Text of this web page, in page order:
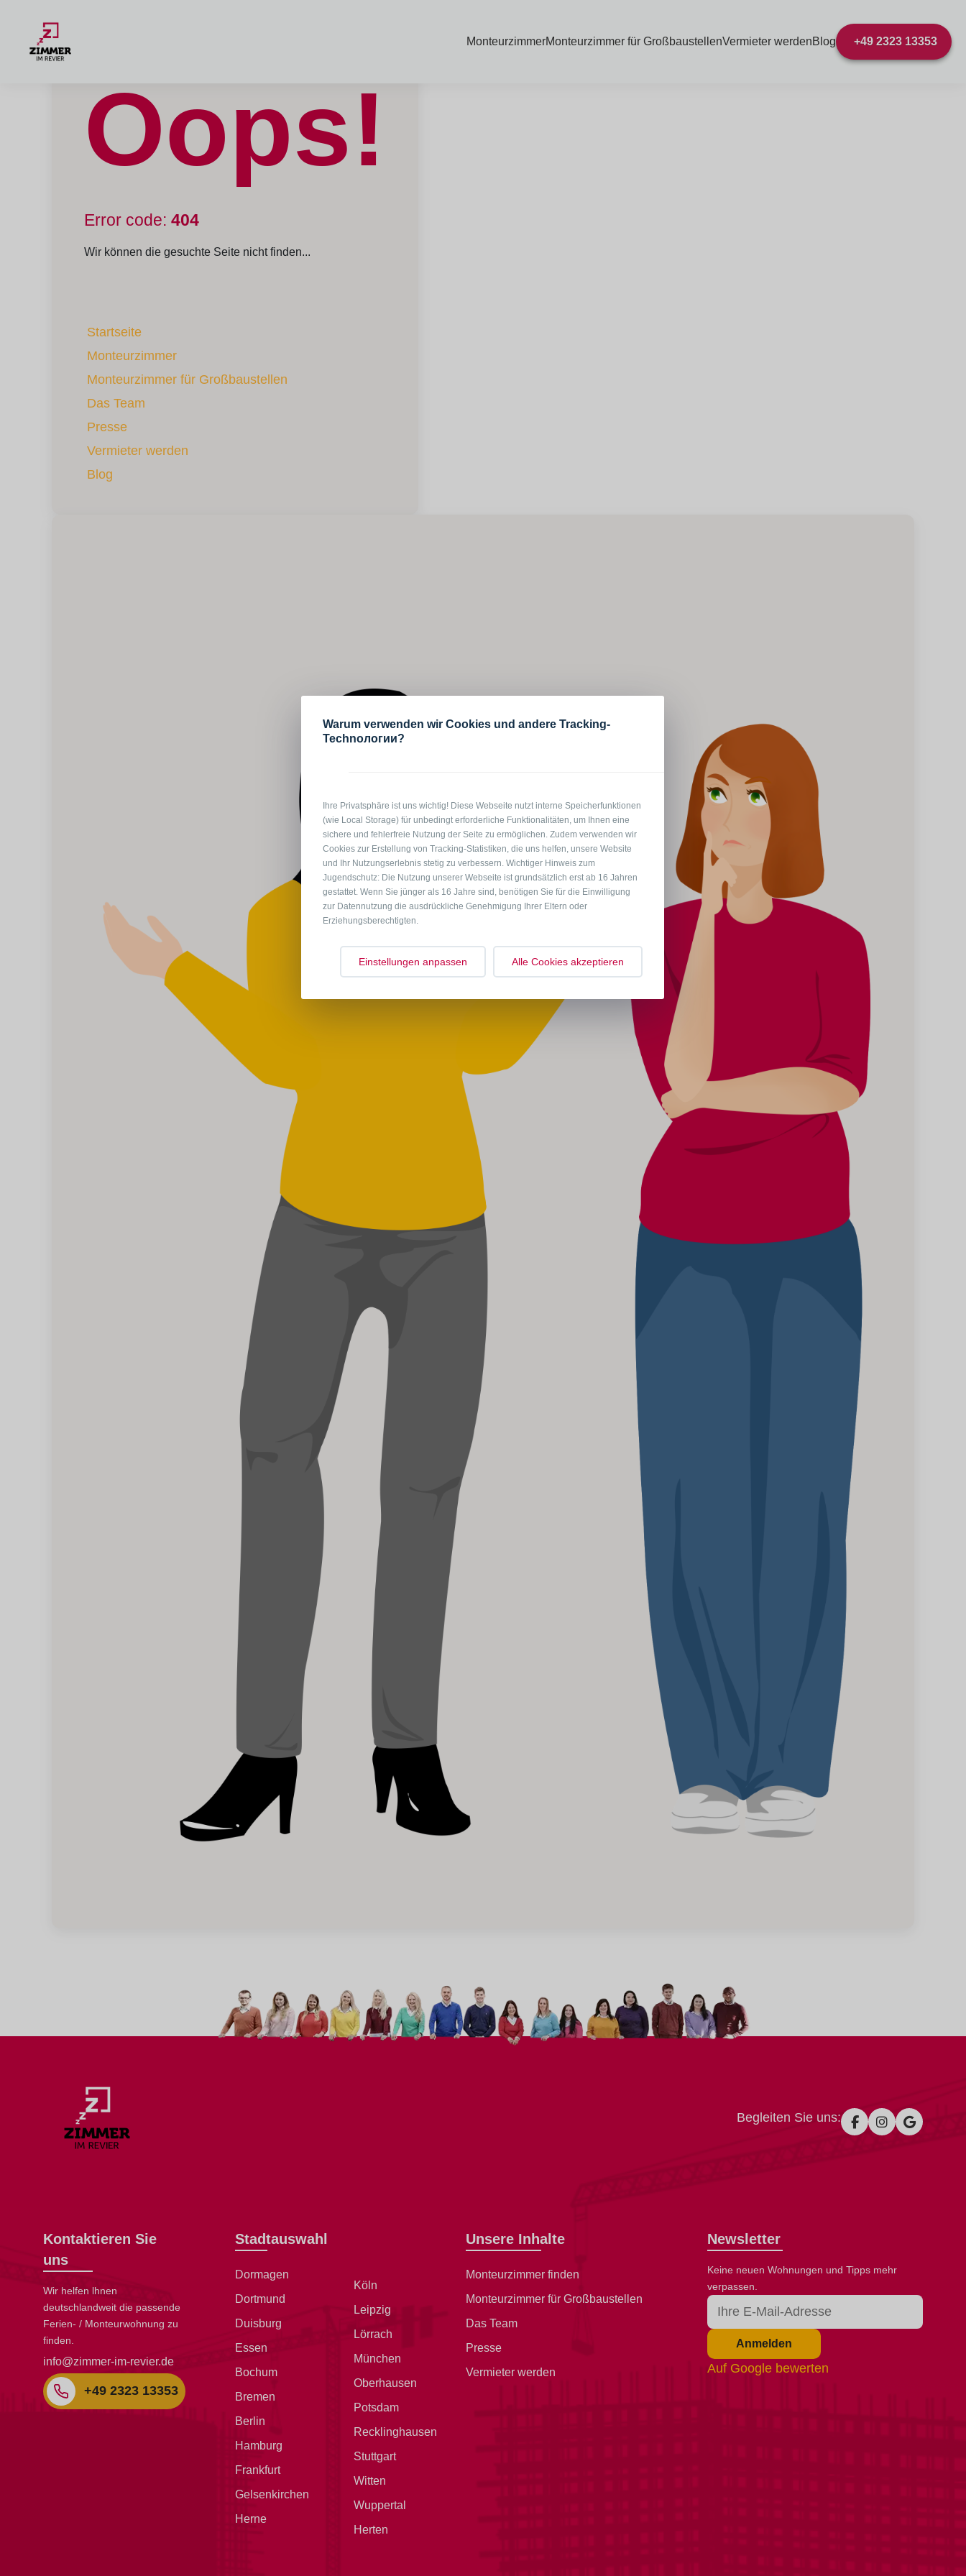
MonteurzimmerMonteurzimmer für GroßbaustellenVermieter werdenBlog +49 2323 13353
Oops!
Error code: 404
Wir können die gesuchte Seite nicht finden...
Startseite
Monteurzimmer
Monteurzimmer für Großbaustellen
Das Team
Presse
Vermieter werden
Blog
Begleiten Sie uns:
Kontaktieren Sie
uns
Wir helfen lhnen
deutschlandweit die passende
Ferien- / Monteurwohnung zu
finden.
info@zimmer-im-revier.de
+49 2323 13353
Stadtauswahl
Dormagen
Dortmund
Duisburg
Essen
Bochum
Bremen
Berlin
Hamburg
Frankfurt
Gelsenkirchen
Herne
Köln
Leipzig
Lörrach
München
Oberhausen
Potsdam
Recklinghausen
Stuttgart
Witten
Wuppertal
Herten
Unsere Inhalte
Monteurzimmer finden
Monteurzimmer für Großbaustellen
Das Team
Presse
Vermieter werden
Newsletter
Keine neuen Wohnungen und Tipps mehr
verpassen.
Anmelden
Auf Google bewerten
Warum verwenden wir Cookies und andere Tracking-
Technологии?
Ihre Privatsphäre ist uns wichtig! Diese Webseite nutzt interne Speicherfunktionen
(wie Local Storage) für unbedingt erforderliche Funktionalitäten, um Ihnen eine
sichere und fehlerfreie Nutzung der Seite zu ermöglichen. Zudem verwenden wir
Cookies zur Erstellung von Tracking-Statistiken, die uns helfen, unsere Website
und Ihr Nutzungserlebnis stetig zu verbessern. Wichtiger Hinweis zum
Jugendschutz: Die Nutzung unserer Webseite ist grundsätzlich erst ab 16 Jahren
gestattet. Wenn Sie jünger als 16 Jahre sind, benötigen Sie für die Einwilligung
zur Datennutzung die ausdrückliche Genehmigung Ihrer Eltern oder
Erziehungsberechtigten.
Einstellungen anpassen Alle Cookies akzeptieren